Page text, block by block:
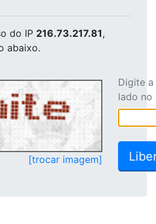
do IP 216.73.217.81,
abaixo.
[trocar imagem]
Digite
lado no